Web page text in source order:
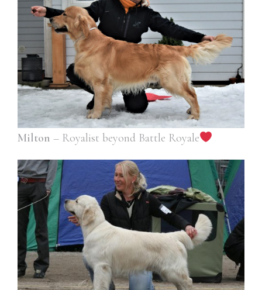
Milton – Royalist beyond Battle Royale